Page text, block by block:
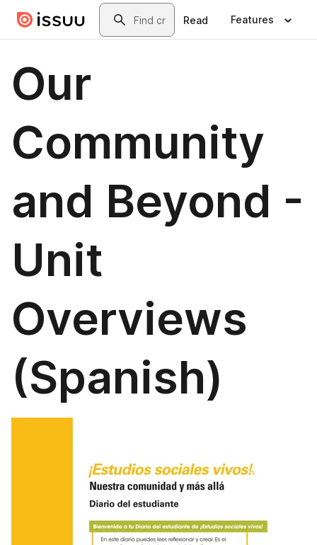
Skip to main contentSearch
Read Features
Our
Community
and Beyond -
Unit
Overviews
(Spanish)